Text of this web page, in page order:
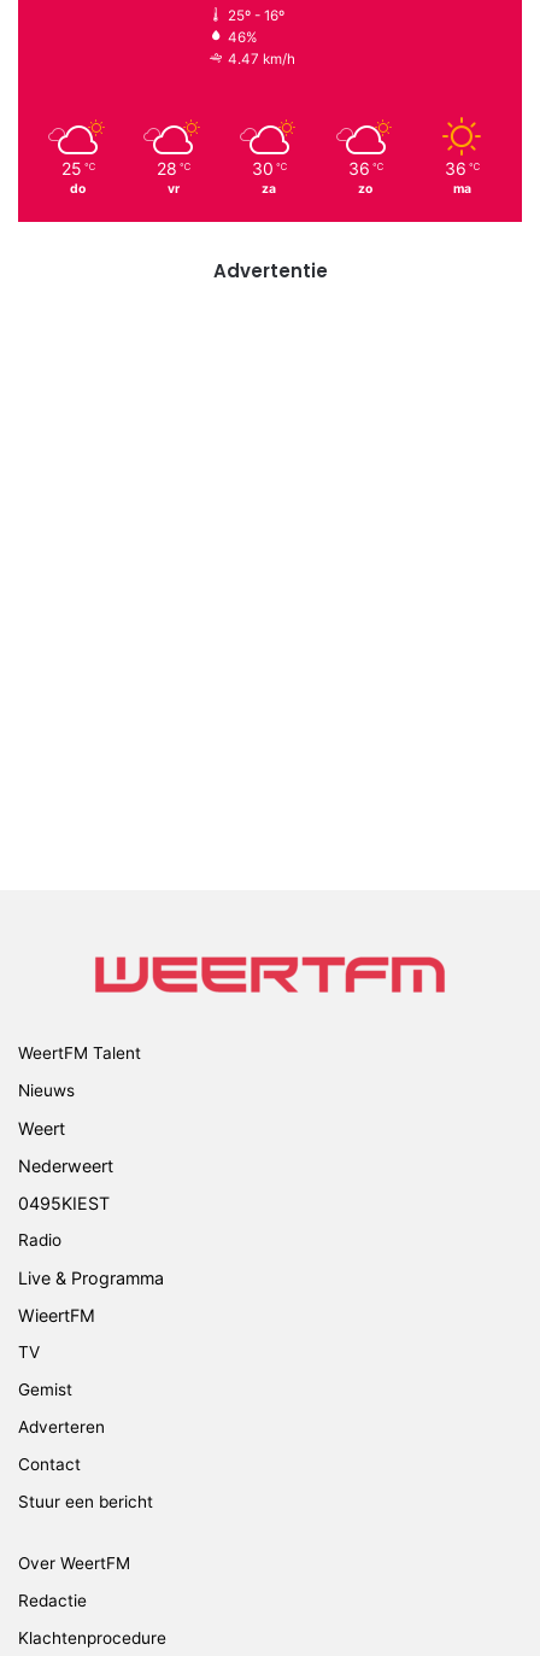
25º - 16º
46%
4.47 km/h
25 ℃
do
28 ℃
vr
30 ℃
za
36 ℃
zo
36 ℃
ma
Advertentie
WeertFM Talent
Nieuws
Weert
Nederweert
0495KIEST
Radio
Live & Programma
WieertFM
TV
Gemist
Adverteren
Contact
Stuur een bericht
Over WeertFM
Redactie
Klachtenprocedure